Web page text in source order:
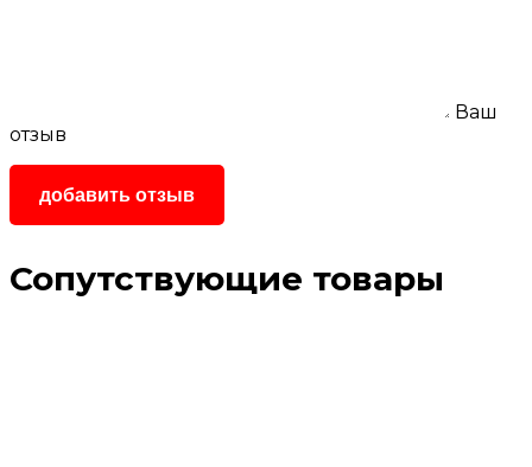
Ваш
отзыв
Сопутствующие товары